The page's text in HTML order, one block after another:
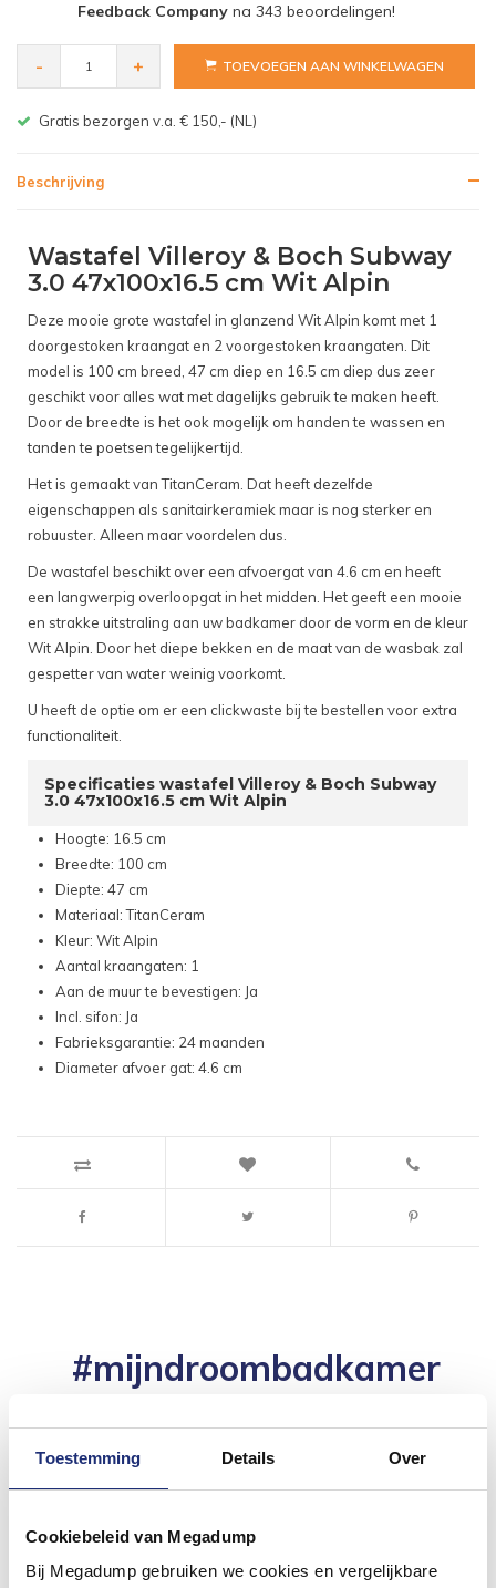
Toestemming Details Over
Cookiebeleid van Megadump
Bij Megadump gebruiken we cookies en vergelijkbare
Feedback Companyna 343 beoordelingen!
- + TOEVOEGEN AAN WINKELWAGEN
bezorgen v.a. € 150,- (NL)
Beschrijving
Wastafel Villeroy & Boch Subway
3.0 47x100x16.5 cm Wit Alpin
Deze mooie grote wastafel in glanzend Wit Alpin komt met 1
doorgestoken kraangat en 2 voorgestoken kraangaten. Dit
model is 100 cm breed, 47 cm diep en 16.5 cm diep dus zeer
geschikt voor alles wat met dagelijks gebruik te maken heeft.
Door de breedte is het ook mogelijk om handen te wassen en
tanden te poetsen tegelijkertijd.
Het is gemaakt van TitanCeram. Dat heeft dezelfde
eigenschappen als sanitairkeramiek maar is nog sterker en
robuuster. Alleen maar voordelen dus.
De wastafel beschikt over een afvoergat van 4.6 cm en heeft
een langwerpig overloopgat in het midden. Het geeft een mooie
en strakke uitstraling aan uw badkamer door de vorm en de kleur
Wit Alpin. Door het diepe bekken en de maat van de wasbak zal
gespetter van water weinig voorkomt.
U heeft de optie om er een clickwaste bij te bestellen voor extra
functionaliteit.
Specificaties wastafel Villeroy & Boch Subway
3.0 47x100x16.5 cm Wit Alpin
Hoogte: 16.5 cm
Breedte: 100 cm
Diepte: 47 cm
Materiaal: TitanCeram
Kleur: Wit Alpin
Aantal kraangaten: 1
Aan de muur te bevestigen: Ja
Incl. sifon: Ja
Fabrieksgarantie: 24 maanden
Diameter afvoer gat: 4.6 cm
#mijndroombadkamer
badkamer op Instagram met #mijndroombadkamer
inspirerende omgeving vol met unieke